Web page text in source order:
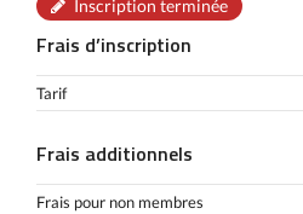
Inscription terminée
Frais d’inscription
Tarif
Frais additionnels
Frais pour non membres